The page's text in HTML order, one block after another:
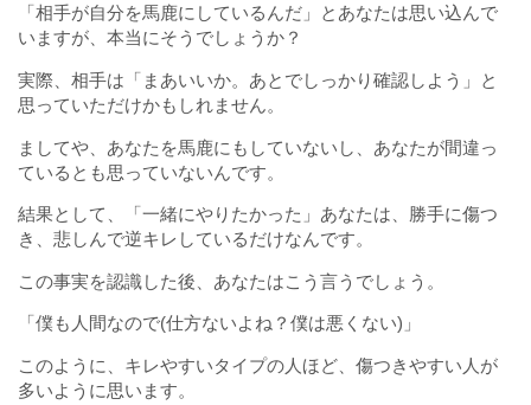
「相手が自分を馬鹿にしているんだ」とあなたは思い込んで
いますが、本当にそうでしょうか？
実際、相手は「まあいいか。あとでしっかり確認しよう」と
思っていただけかもしれません。
ましてや、あなたを馬鹿にもしていないし、あなたが間違っ
ているとも思っていないんです。
結果として、「一緒にやりたかった」あなたは、勝手に傷つ
き、悲しんで逆キレしているだけなんです。
この事実を認識した後、あなたはこう言うでしょう。
「僕も人間なので(仕方ないよね？僕は悪くない)」
このように、キレやすいタイプの人ほど、傷つきやすい人が
多いように思います。